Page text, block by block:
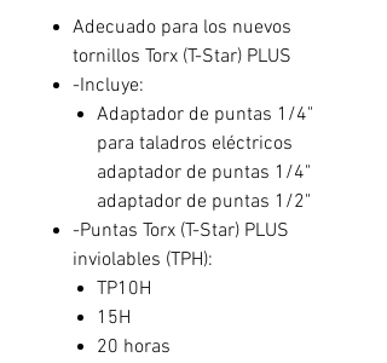
Adecuado para los nuevos
tornillos Torx (T-Star) PLUS
-Incluye:
Adaptador de puntas 1/4"
para taladros eléctricos
adaptador de puntas 1/4"
adaptador de puntas 1/2"
-Puntas Torx (T-Star) PLUS
inviolables (TPH):
TP10H
15H
20 horas